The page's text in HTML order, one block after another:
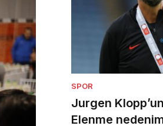
SPOR
Jurgen
Elenme